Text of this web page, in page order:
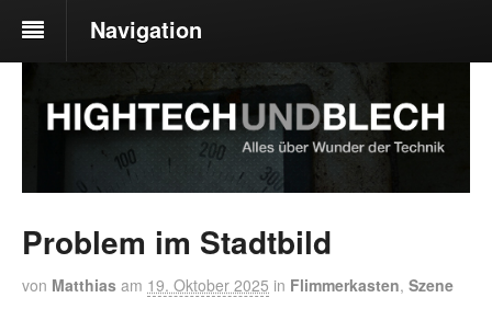
Navigation
Problem im Stadtbild
von Matthias am 19. Oktober 2025 in Flimmerkasten, Szene